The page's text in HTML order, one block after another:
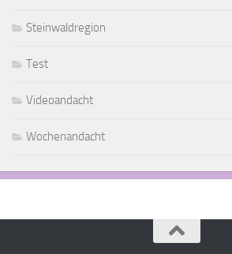
Steinwaldregion
Test
Videoandacht
Wochenandacht